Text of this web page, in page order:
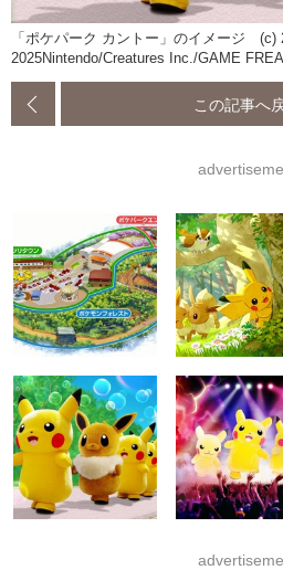
「ポケパーク カントー」のイメージ (c)
2025Nintendo/Creatures Inc./GAME
この記事へ